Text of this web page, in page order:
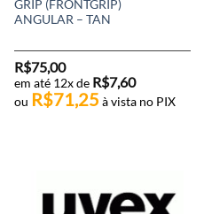
GRIP (FRONTGRIP)
ANGULAR – TAN
R$75,00
em até 12x de R$7,60
ou R$71,25 à vista no PIX